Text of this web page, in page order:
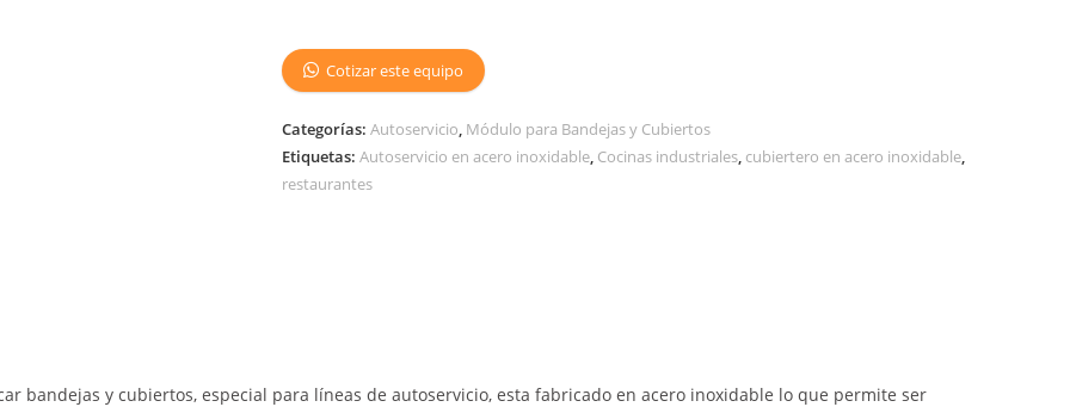
Cotizar este equipo
Categorías: Autoservicio, Módulo para Bandejas y Cubiertos
Etiquetas: Autoservicio en acero inoxidable, Cocinas industriales, cubiertero en acero inoxidable,
restaurantes
bandejas y cubiertos, especial para líneas de autoservicio, esta fabricado en acero inoxidable lo que permite ser